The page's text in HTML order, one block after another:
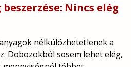
Nincs elég
nélkülözhetetlenek a
Dobozokból sosem lehet elég,